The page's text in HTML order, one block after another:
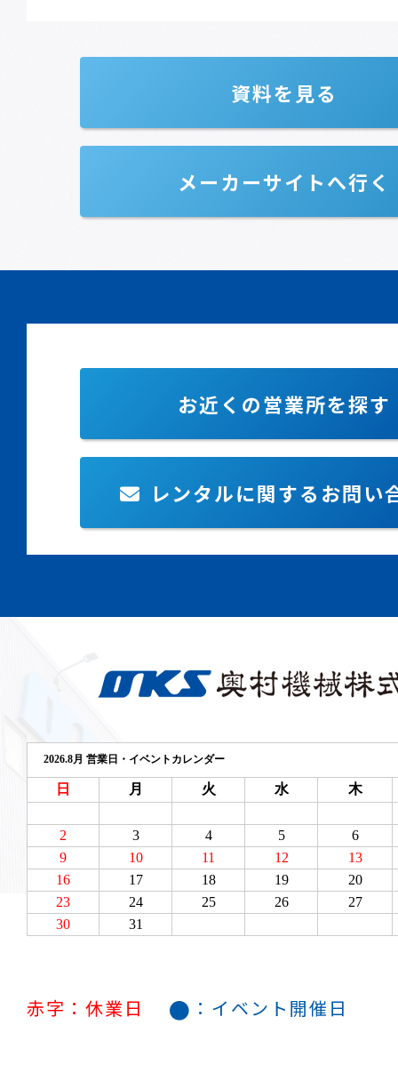
資料を見る
メーカーサイトへ行く
お近くの営業所を探す
レンタルに関するお問い
赤字：休業日 ● ：イベント開催日